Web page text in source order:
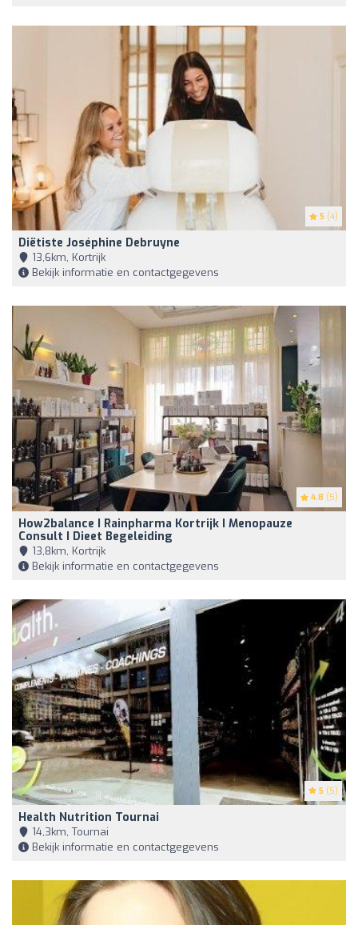
5 (4)
Diëtiste Joséphine Debruyne
13,6km, Kortrijk
Bekijk informatie en contactgegevens
4.8 (5)
How2balance I Rainpharma Kortrijk I Menopauze
Consult I Dieet Begeleiding
13,8km, Kortrijk
Bekijk informatie en contactgegevens
5 (5)
Health Nutrition Tournai
14,3km, Tournai
Bekijk informatie en contactgegevens